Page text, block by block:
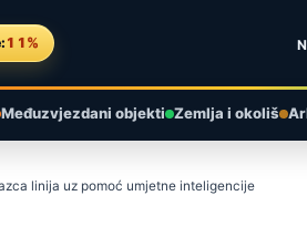
11%
Međuzvjezdani objekti Zemlja i okoliš
linija uz pomoć umjetne inteligencije